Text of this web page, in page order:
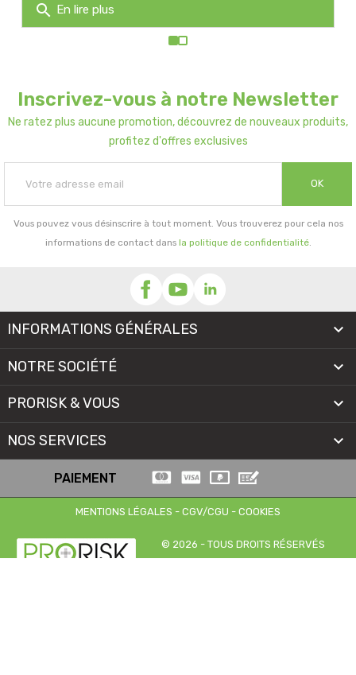
search En lire plus
Inscrivez-vous à notre Newsletter
Ne ratez plus aucune promotion, découvrez de nouveaux produits,
profitez d'offres exclusives
OK
Vous pouvez vous désinscrire à tout moment. Vous trouverez pour cela nos
informations de contact dans la politique de confidentialité.
INFORMATIONS GÉNÉRALES 
NOTRE SOCIÉTÉ 
PRORISK & VOUS 
NOS SERVICES 
PAIEMENT
MENTIONS LÉGALES - CGV/CGU - COOKIES
© 2026 - TOUS DROITS RÉSERVÉS